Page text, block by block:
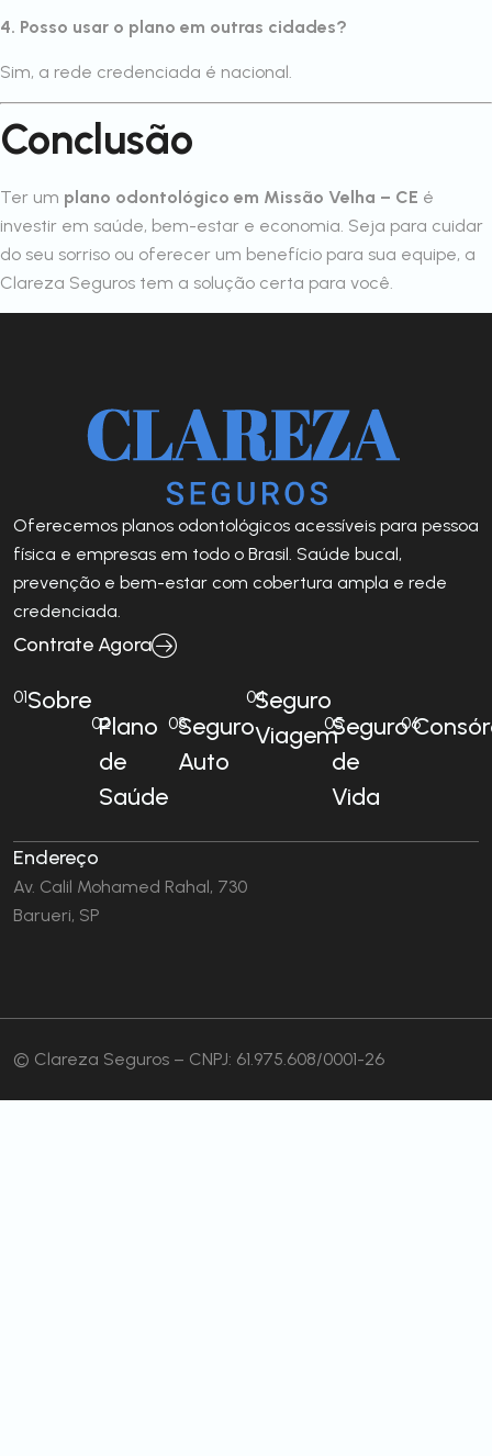
4. Posso usar o plano em outras cidades?
Sim, a rede credenciada é nacional.
Conclusão
Ter um plano odontológico em Missão Velha – CE é
investir em saúde, bem-estar e economia. Seja para cuidar
do seu sorriso ou oferecer um benefício para sua equipe, a
Clareza Seguros tem a solução certa para você.
Oferecemos planos odontológicos acessíveis para pessoa
física e empresas em todo o Brasil. Saúde bucal,
prevenção e bem-estar com cobertura ampla e rede
credenciada.
Contrate Agora
01Sobre
02Plano
de
Saúde
03Seguro
Auto
04Seguro
Viagem
05Seguro
de
Vida
06
Endereço
Av. Calil Mohamed Rahal, 730
Barueri, SP
© Clareza Seguros – CNPJ: 61.975.608/0001-26